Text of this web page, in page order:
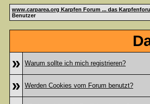
www.carparea.org Karpfen Forum ... das
Benutzer
»
Warum sollte ich mich registrieren?
» Werden Cookies vom Forum benutzt?